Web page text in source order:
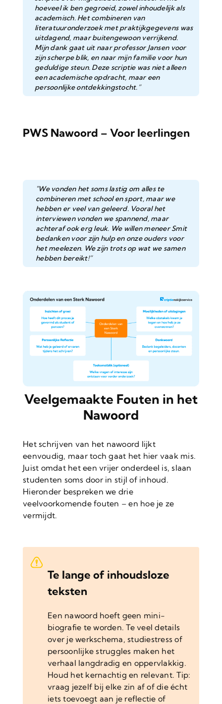
hoeveel ik ben gegroeid, zowel inhoudelijk als
academisch. Het combineren van
literatuuronderzoek met praktijkgegevens was
uitdagend, maar buitengewoon verrijkend.
Mijn dank gaat uit naar professor Jansen voor
zijn scherpe blik, en naar mijn familie voor hun
geduldige steun. Deze scriptie was niet alleen
een academische opdracht, maar een
persoonlijke ontdekkingstocht.”
PWS Nawoord – Voor leerlingen
"We vonden het soms lastig om alles te
combineren met school en sport, maar we
hebben er veel van geleerd. Vooral het
interviewen vonden we spannend, maar
achteraf ook erg leuk. We willen meneer Smit
bedanken voor zijn hulp en onze ouders voor
het meelezen. We zijn trots op wat we samen
hebben bereikt!”
Veelgemaakte Fouten in het
Nawoord
Het schrijven van het nawoord lijkt
eenvoudig, maar toch gaat het hier vaak mis.
Juist omdat het een vrijer onderdeel is, slaan
studenten soms door in stijl of inhoud.
Hieronder bespreken we drie
veelvoorkomende fouten – en hoe je ze
vermijdt.
Te lange of inhoudsloze
teksten
Een nawoord hoeft geen mini-
biografie te worden. Te veel details
over je werkschema, studiestress of
persoonlijke struggles maken het
verhaal langdradig en oppervlakkig.
Houd het kernachtig en relevant. Tip:
vraag jezelf bij elke zin af of die écht
iets toevoegt aan je reflectie of